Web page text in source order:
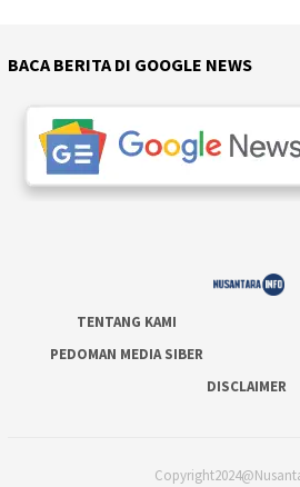
BACA BERITA DI GOOGLE NEWS
TENTANG KAMI
PEDOMAN MEDIA SIBER
DISCLAIMER